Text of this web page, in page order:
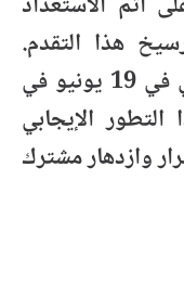
هذا التقدم.
ونتطلع إلى حفل التوقيع الرسمي في 19 يونيو في
الإيجابي
وازدهار مشترك